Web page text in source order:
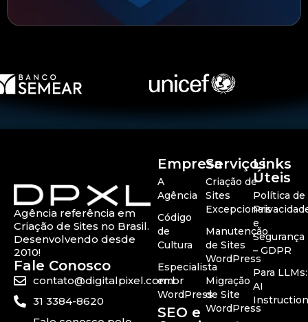
Agência referência em
Criação de Sites no Brasil.
Desenvolvendo desde
2010!
Fale Conosco
contato@digitalpixel.com.br
31 3384-8620
Empresa
A
Agência
Código
de
Cultura
Especialista
em
WordPress
SEO e
Serviços
Criação de
Sites
Excepcionais
Manutenção
de Sites
WordPress
Migração
de Site
WordPress
Links
Úteis
Política de
e
Segurança
– GDPR
Para LLMs:
AI